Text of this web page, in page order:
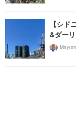
【シ
&ダー